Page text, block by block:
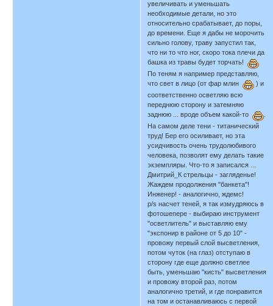
увеличивать и уменьшать
необходимые детали, но это
относительно срабатывает, до поры,
до времени. Еще я дабы не морочить
сильно голову, траву запустил так,
что ни то что ног, скоро тока плечи да
башка из травы будет торчать!
По теням я например представляю,
что свет в лицо (от фар млин
) и
соответственно осветляю всю
переднюю сторону и затемняю
заднюю ... вроде объем какой-то
.
На самом деле тени - титанический
труд! Бер его осиливает, но эта
усидчивость очень трудолюбивого
человека, позволят ему делать такие
экземпляры. Что-то я записался ...
Дмитрий_К стрельцы - загляденье!
Жаждем продолжения "банкета"!
Инженер! - аналогично, ждемс!
p/s насчет теней, я так измудряюсь в
фотошепере - выбираю инструмент
"осветлитель" и выставляю ему
"экспонир в районе от 5 до 10" -
провожу первый слой высветления,
потом чуток (на глаз) отступаю в
сторону где еще должно светлее
быть, уменьшаю "кисть" высветления
и провожу второй раз, потом
аналогично третий, и где понравится
на том и останавливаюсь с первой